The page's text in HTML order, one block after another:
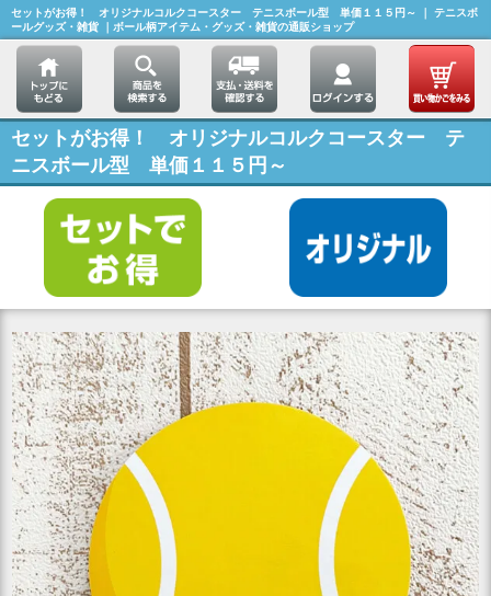
セットがお得！ オリジナルコルクコースター テニスボール型 単価１１５円～ ｜ テニスボ
ールグッズ・雑貨 ｜ボール柄アイテム・グッズ・雑貨の通販ショップ
セットがお得！ オリジナルコルクコースター テ
ニスボール型 単価１１５円～